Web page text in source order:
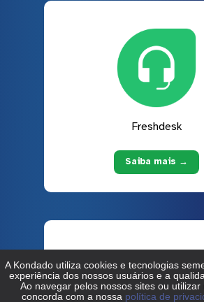
Freshdesk
Saiba mais →